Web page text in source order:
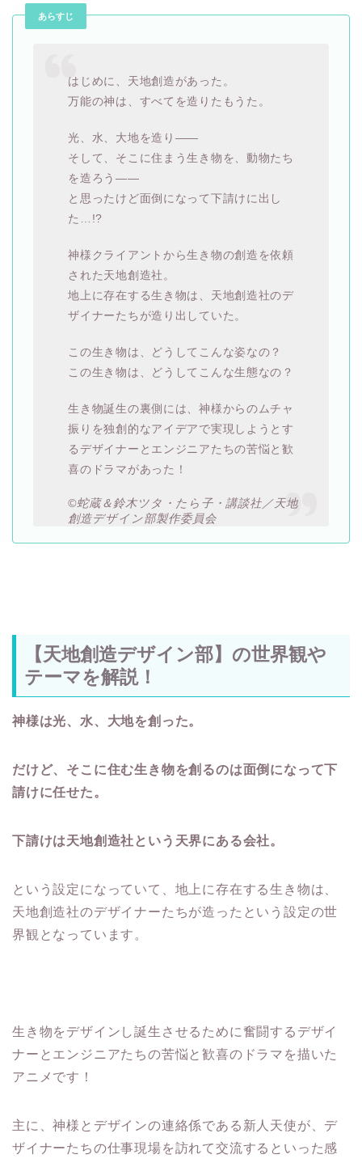
あらすじ
はじめに、天地創造があった。
万能の神は、すべてを造りたもうた。
光、水、大地を造り――
そして、そこに住まう生き物を、動物たち
を造ろう――
と思ったけど面倒になって下請けに出し
た…!?
神様クライアントから生き物の創造を依頼
された天地創造社。
地上に存在する生き物は、天地創造社のデ
ザイナーたちが造り出していた。
この生き物は、どうしてこんな姿なの？
この生き物は、どうしてこんな生態なの？
生き物誕生の裏側には、神様からのムチャ
振りを独創的なアイデアで実現しようとす
るデザイナーとエンジニアたちの苦悩と歓
喜のドラマがあった！
©蛇蔵＆鈴木ツタ・たら子・講談社／天地
創造デザイン部製作委員会
【天地創造デザイン部】の世界観や
テーマを解説！
神様は光、水、大地を創った。
だけど、そこに住む生き物を創るのは面倒になって下
請けに任せた。
下請けは天地創造社という天界にある会社。
という設定になっていて、地上に存在する生き物は、
天地創造社のデザイナーたちが造ったという設定の世
界観となっています。
生き物をデザインし誕生させるために奮闘するデザイ
ナーとエンジニアたちの苦悩と歓喜のドラマを描いた
アニメです！
主に、神様とデザインの連絡係である新人天使が、デ
ザイナーたちの仕事現場を訪れて交流するといった感